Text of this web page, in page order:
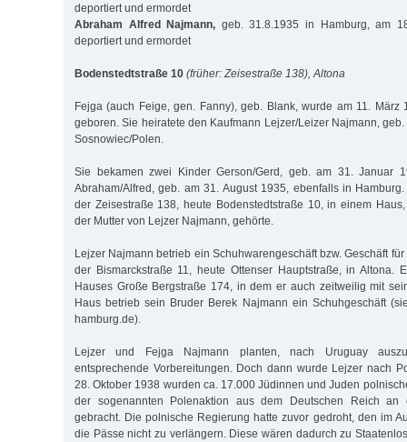
deportiert und ermordet
Abraham Alfred Najmann, geb. 31.8.1935 in Hamburg, am
deportiert und ermordet
Bodenstedtstraße 10 (früher: Zeisestraße 138), Altona
Fejga (auch Feige, gen. Fanny), geb. Blank, wurde am 11. März
geboren. Sie heiratete den Kaufmann Lejzer/Leizer Najmann,
Sosnowiec/Polen.
Sie bekamen zwei Kinder Gerson/Gerd, geb. am 31. Januar
Abraham/Alfred, geb. am 31. August 1935, ebenfalls in
der Zeisestraße 138, heute Bodenstedtstraße 10, in einem
der Mutter von Lejzer Najmann, gehörte.
Lejzer Najmann betrieb ein Schuhwarengeschäft bzw. Geschäft
der Bismarckstraße 11, heute Ottenser Hauptstraße, in Altona.
Hauses Große Bergstraße 174, in dem er auch zeitweilig mit
Haus betrieb sein Bruder Berek Najmann ein Schuhgeschäft
hamburg.de).
Lejzer und Fejga Najmann planten, nach Uruguay
entsprechende Vorbereitungen. Doch dann wurde Lejzer nach
28. Oktober 1938 wurden ca. 17.000 Jüdinnen und Juden
der sogenannten Polenaktion aus dem Deutschen Reich an
gebracht. Die polnische Regierung hatte zuvor gedroht, den im
die Pässe nicht zu verlängern. Diese wären dadurch zu